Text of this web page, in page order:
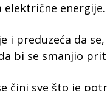
električne energije.
i preduzeća da
bi se smanjio
čini sve što je